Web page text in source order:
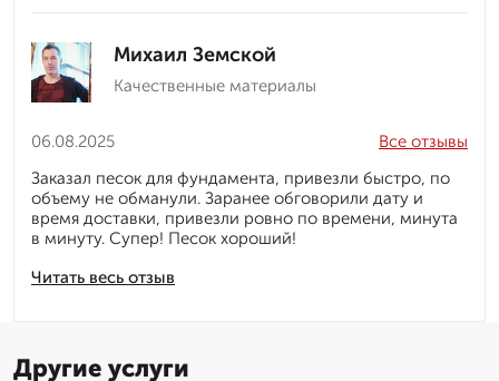
Михаил Земской
Качественные материалы
06.08.2025
Читать весь отзыв
Все отзывы
Заказал песок для фундамента, привезли быстро, по
объему не обманули. Заранее обговорили дату и
время доставки, привезли ровно по времени, минута
в минуту. Супер! Песок хороший!
Другие услуги